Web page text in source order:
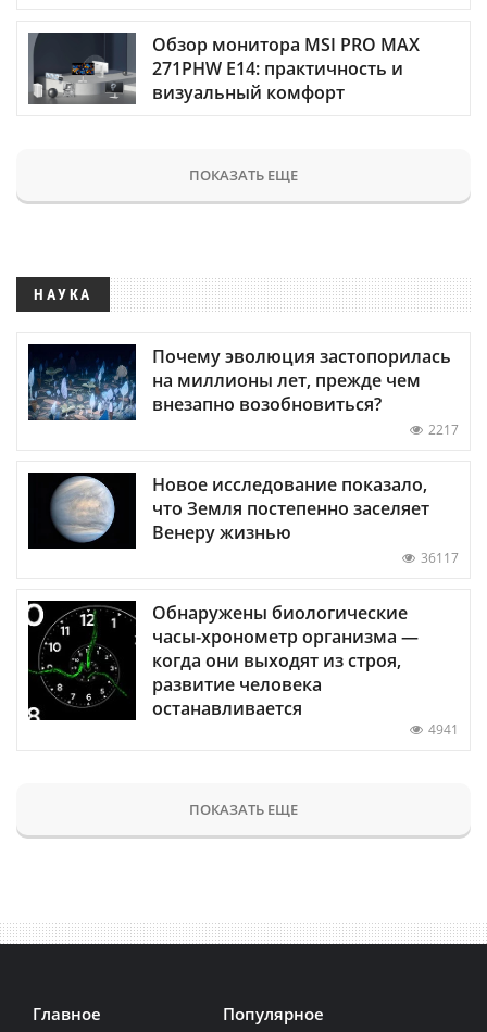
Обзор монитора MSI PRO MAX
271PHW E14: практичность и
визуальный комфорт
ПОКАЗАТЬ ЕЩЕ
НАУКА
Почему эволюция застопорилась
на миллионы лет, прежде чем
внезапно возобновиться?
2217
Новое исследование показало,
что Земля постепенно заселяет
Венеру жизнью
36117
Обнаружены биологические
часы-хронометр организма —
когда они выходят из строя,
развитие человека
останавливается
4941
ПОКАЗАТЬ ЕЩЕ
Главное Популярное